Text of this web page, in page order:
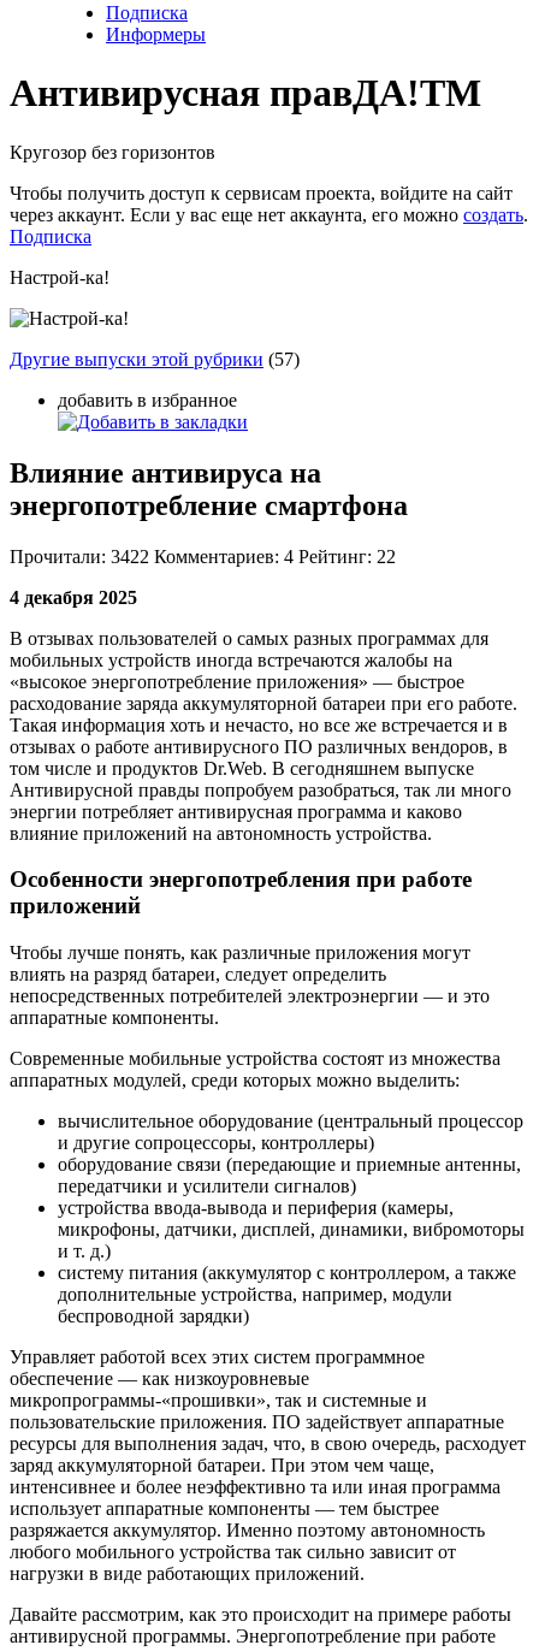
Подписка
Информеры
Антивирусная правДА!TM
Кругозор без горизонтов
Чтобы получить доступ к сервисам проекта, войдите на сайт
через аккаунт. Если у вас еще нет аккаунта, его можно создать.
Подписка
Настрой-ка!
Другие выпуски этой рубрики (57)
добавить в избранное
Влияние антивируса на
энергопотребление смартфона
Прочитали: 3422 Комментариев: 4 Рейтинг: 22
4 декабря 2025
В отзывах пользователей о самых разных программах для
мобильных устройств иногда встречаются жалобы на
«высокое энергопотребление приложения» — быстрое
расходование заряда аккумуляторной батареи при его работе.
Такая информация хоть и нечасто, но все же встречается и в
отзывах о работе антивирусного ПО различных вендоров, в
том числе и продуктов Dr.Web. В сегодняшнем выпуске
Антивирусной правды попробуем разобраться, так ли много
энергии потребляет антивирусная программа и каково
влияние приложений на автономность устройства.
Особенности энергопотребления при работе
приложений
Чтобы лучше понять, как различные приложения могут
влиять на разряд батареи, следует определить
непосредственных потребителей электроэнергии — и это
аппаратные компоненты.
Современные мобильные устройства состоят из множества
аппаратных модулей, среди которых можно выделить:
вычислительное оборудование (центральный процессор
и другие сопроцессоры, контроллеры)
оборудование связи (передающие и приемные антенны,
передатчики и усилители сигналов)
устройства ввода-вывода и периферия (камеры,
микрофоны, датчики, дисплей, динамики, вибромоторы
и т. д.)
систему питания (аккумулятор с контроллером, а также
дополнительные устройства, например, модули
беспроводной зарядки)
Управляет работой всех этих систем программное
обеспечение — как низкоуровневые
микропрограммы-«прошивки», так и системные и
пользовательские приложения. ПО задействует аппаратные
ресурсы для выполнения задач, что, в свою очередь, расходует
заряд аккумуляторной батареи. При этом чем чаще,
интенсивнее и более неэффективно та или иная программа
использует аппаратные компоненты — тем быстрее
разряжается аккумулятор. Именно поэтому автономность
любого мобильного устройства так сильно зависит от
нагрузки в виде работающих приложений.
Давайте рассмотрим, как это происходит на примере работы
антивирусной программы. Энергопотребление при работе